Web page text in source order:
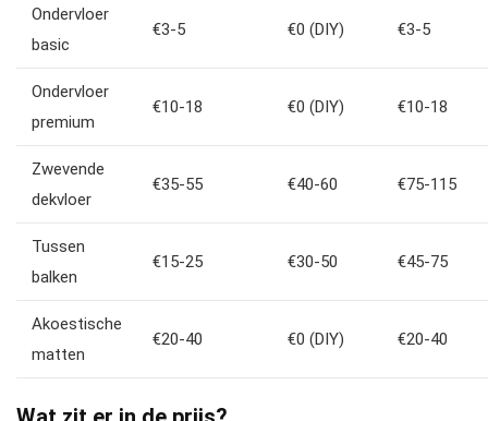
Ondervloer
basic
€3-5 €0 (DIY) €3-5
Ondervloer
premium
€10-18 €0 (DIY) €10-18
Zwevende
dekvloer
€35-55 €40-60 €75-115
Tussen
balken
€15-25 €30-50 €45-75
Akoestische
matten
€20-40 €0 (DIY) €20-40